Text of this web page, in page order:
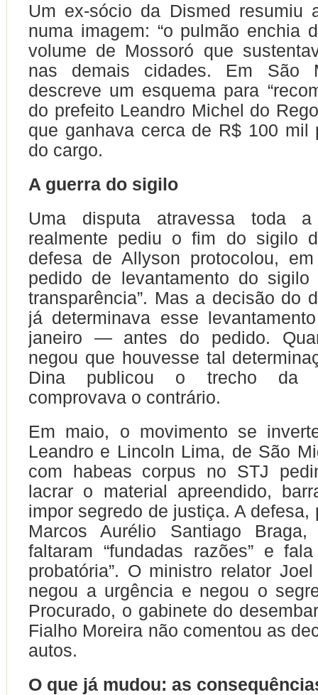
Um ex-sócio da Dismed resumiu
numa imagem: “o pulmão enchia
volume de Mossoró que
nas demais cidades. Em São
descreve um esquema para
do prefeito Leandro Michel do
que ganhava cerca de R$ 100 mil
do cargo.
A guerra do sigilo
Uma disputa atravessa toda
realmente pediu o fim do sigilo
defesa de Allyson protocolou,
pedido de levantamento do sigilo
transparência”. Mas a decisão do
já determinava esse
janeiro — antes do pedido.
negou que houvesse tal
Dina publicou o trecho da
comprovava o contrário.
Em maio, o movimento se
Leandro e Lincoln Lima, de São
com habeas corpus no STJ
lacrar o material apreendido,
impor segredo de justiça. A defesa,
Marcos Aurélio Santiago
faltaram “fundadas razões” e
probatória”. O ministro relator
negou a urgência e negou o
Procurado, o gabinete do
Fialho Moreira não comentou as
autos.
O que já mudou: as